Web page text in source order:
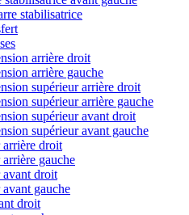
stabilisatrice
arrière droit
arrière gauche
supérieur arrière droit
supérieur arrière gauche
supérieur avant droit
supérieur avant gauche
droit
gauche
droit
gauche
droit